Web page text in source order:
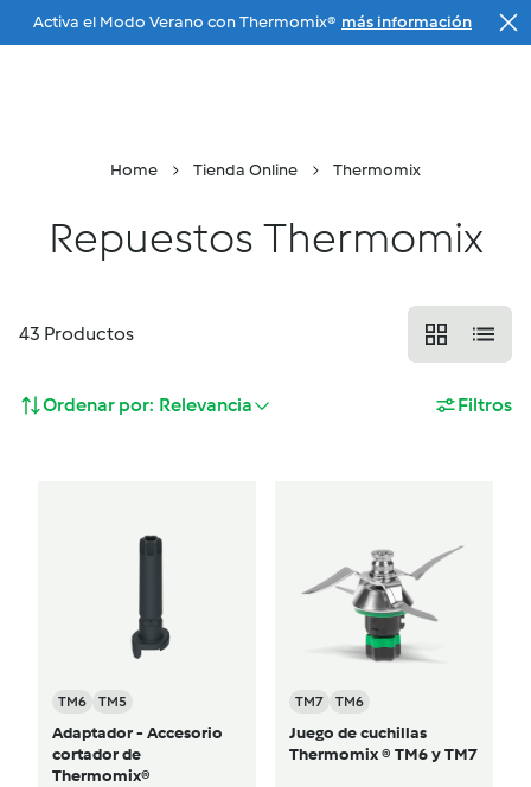
Ir a la navegación principal
Activa el Modo Verano con Thermomix® más información
Home Tienda Online Thermomix
Repuestos Thermomix
43 Productos
Ordenar por: Relevancia Filtros
TM6 TM5
Adaptador - Accesorio
cortador de
Thermomix®
TM7 TM6
Juego de cuchillas
Thermomix ® TM6 y TM7